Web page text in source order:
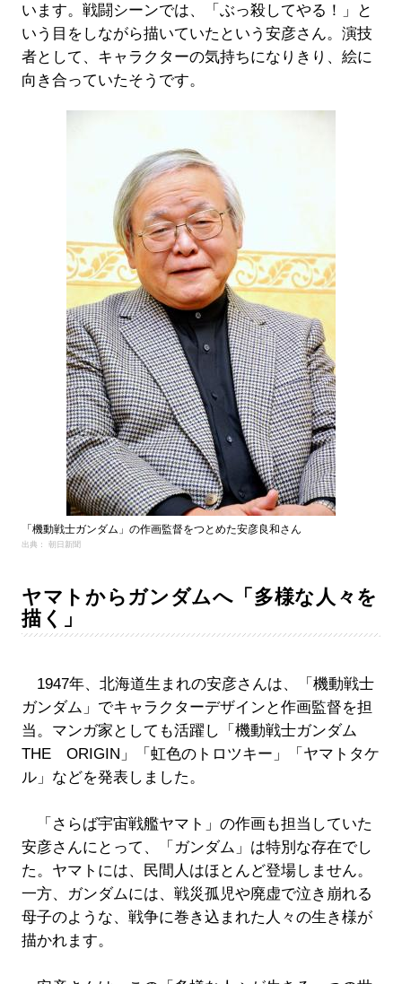
います。戦闘シーンでは、「ぶっ殺してやる！」と
いう目をしながら描いていたという安彦さん。演技
者として、キャラクターの気持ちになりきり、絵に
向き合っていたそうです。
「機動戦士ガンダム」の作画監督をつとめた安彦良和さん
出典： 朝日新聞
ヤマトからガンダムへ「多様な人々を
描く」
1947年、北海道生まれの安彦さんは、「機動戦士
ガンダム」でキャラクターデザインと作画監督を担
当。マンガ家としても活躍し「機動戦士ガンダム
THE ORIGIN」「虹色のトロツキー」「ヤマトタケ
ル」などを発表しました。
「さらば宇宙戦艦ヤマト」の作画も担当していた
安彦さんにとって、「ガンダム」は特別な存在でし
た。ヤマトには、民間人はほとんど登場しません。
一方、ガンダムには、戦災孤児や廃虚で泣き崩れる
母子のような、戦争に巻き込まれた人々の生き様が
描かれます。